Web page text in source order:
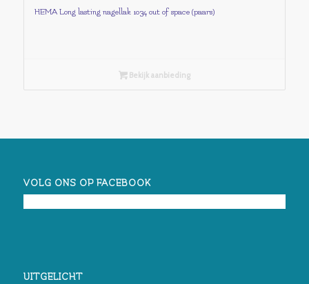
HEMA Long lasting nagellak 1034 out of space (paars)
Bekijk aanbieding
VOLG ONS OP FACEBOOK
UITGELICHT